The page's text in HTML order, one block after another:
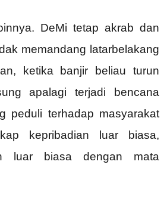
DeMi tetap akrab dan
memandang latarbelakang
ketika banjir beliau turun
apalagi terjadi bencana
peduli terhadap masyarakat
kepribadian luar biasa,
luar biasa dengan mata